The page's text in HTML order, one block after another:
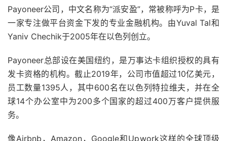
Payoneer公司，中文名称为“派安盈”，常被称呼为P卡，是
一家专注做平台资金下发的专业金融机构。由Yuval Tal和
Yaniv Chechik于2005年在以色列创立。
Payoneer总部设在美国纽约，是万事达卡组织授权的具有
发卡资格的机构。截止2019年，公司市值超过10亿美元，
员工数量1395人，其中600名在以色列特拉维夫，并在全
球14个办公室中为200多个国家的超过400万客户提供服
务。
像Airbnb，Amazon，Google和Upwork这样的全球顶级